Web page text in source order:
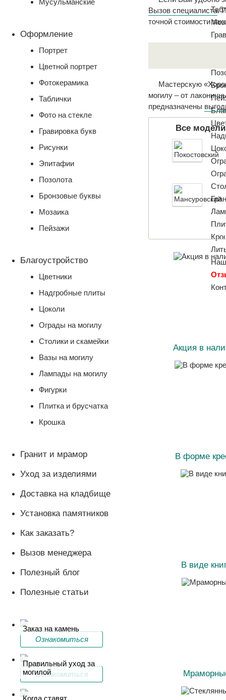
Мусульманские
Оформление
Портрет
Цветной портрет
Фотокерамика
Таблички
Фото на стекле
Гравировка букв
Рисунки
Эпитафии
Позолота
Бронзовые буквы
Мозаика
Пейзажи
Благоустройство
Цветники
Надгробные плиты
Цоколи
Ограды на могилу
Столики и скамейки
Вазы на могилу
Лампады на могилу
Фигурки
Плитка и брусчатка
Крошка
Гранит и мрамор
Уход за изделиями
Доставка на кладбище
Установка памятников
Как заказать?
Вызов менеджера
Полезный блог
Полезные статьи
Заказ на камень
Ознакомиться
Правильный уход за
могилой
Ознакомиться
Когда ставят
Вызов специалиста.
точной стоимости
Мастерскую
могилу – от
предназначены
Все
Акция в
В форме
В виде